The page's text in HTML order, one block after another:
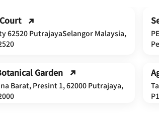
62520 PutrajayaSelangor Malaysia,
Garden
Barat, Presint 1, 62000 Putrajaya,